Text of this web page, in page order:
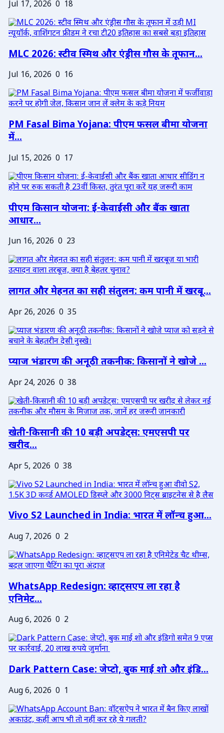
Jul 17, 2026 0 18
MLC 2026: स्टीव स्मिथ और एंड्रीस गौस के तूफान...
Jul 16, 2026 0 16
PM Fasal Bima Yojana: पीएम फसल बीमा योजना
में...
Jul 15, 2026 0 17
पीएम किसान योजना: ई-केवाईसी और बैंक खाता
आधार...
Jun 16, 2026 0 23
लागत और मेहनत का सही संतुलन: कम पानी में खरबू...
Apr 26, 2026 0 35
प्याज भंडारण की अनूठी तकनीक: किसानों ने खोजे ...
Apr 24, 2026 0 38
खेती-किसानी की 10 बड़ी अपडेट्स: एमएसपी पर
खरीद...
Apr 5, 2026 0 38
Vivo S2 Launched in India: भारत में लॉन्च हुआ...
Aug 7, 2026 0 2
WhatsApp Redesign: व्हाट्सएप ला रहा है
एनिमेट...
Aug 6, 2026 0 2
Dark Pattern Case: जेप्टो, बुक माई शो और इंडि...
Aug 6, 2026 0 1